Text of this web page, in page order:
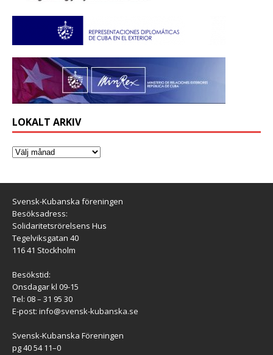
LOKALT ARKIV
Svensk-Kubanska föreningen
Besöksadress:
Solidaritetsrörelsens Hus
Tegelviksgatan 40
116 41 Stockholm
Besökstid:
Onsdagar kl 09-15
Tel: 08 – 31 95 30
E-post: info@svensk-kubanska.se
Svensk-Kubanska Föreningen
pg 40 54 11–0